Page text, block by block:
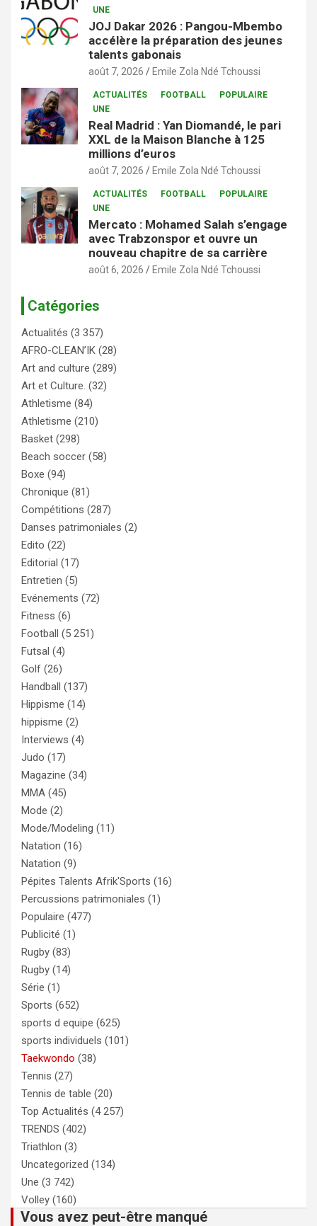
UNE
JOJ Dakar 2026 : Pangou-Mbembo
accélère la préparation des jeunes
talents gabonais
août 7, 2026 Emile Zola Ndé Tchoussi
ACTUALITÉS FOOTBALL
POPULAIRE
UNE
Real Madrid : Yan Diomandé, le pari
XXL de la Maison Blanche à 125
millions d’euros
août 7, 2026 Emile Zola Ndé Tchoussi
ACTUALITÉS FOOTBALL
POPULAIRE
UNE
Mercato : Mohamed Salah s’engage
avec Trabzonspor et ouvre un
nouveau chapitre de sa carrière
août 6, 2026 Emile Zola Ndé Tchoussi
Catégories
Actualités (3 357)
AFRO-CLEAN’IK (28)
Art and culture (289)
Art et Culture. (32)
Athletisme (84)
Athletisme (210)
Basket (298)
Beach soccer (58)
Boxe (94)
Chronique (81)
Compétitions (287)
Danses patrimoniales (2)
Edito (22)
Editorial (17)
Entretien (5)
Evénements (72)
Fitness (6)
Football (5 251)
Futsal (4)
Golf (26)
Handball (137)
Hippisme (14)
hippisme (2)
Interviews (4)
Judo (17)
Magazine (34)
MMA (45)
Mode (2)
Mode/Modeling (11)
Natation (16)
Natation (9)
Pépites Talents Afrik'Sports (16)
Percussions patrimoniales (1)
Populaire (477)
Publicité (1)
Rugby (83)
Rugby (14)
Série (1)
Sports (652)
sports d equipe (625)
sports individuels (101)
Taekwondo (38)
Tennis (27)
Tennis de table (20)
Top Actualités (4 257)
TRENDS (402)
Triathlon (3)
Uncategorized (134)
Une (3 742)
Volley (160)
Vous avez peut-être manqué